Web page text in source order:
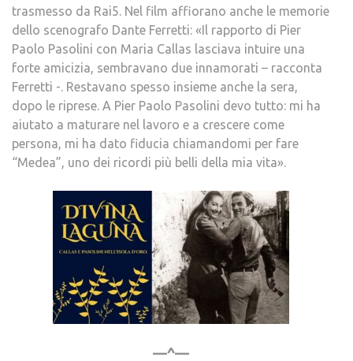
trasmesso da Rai5. Nel film affiorano anche le memorie
dello scenografo Dante Ferretti: «Il rapporto di Pier
Paolo Pasolini con Maria Callas lasciava intuire una
forte amicizia, sembravano due innamorati – racconta
Ferretti -. Restavano spesso insieme anche la sera,
dopo le riprese. A Pier Paolo Pasolini devo tutto: mi ha
aiutato a maturare nel lavoro e a crescere come
persona, mi ha dato fiducia chiamandomi per fare
“Medea”, uno dei ricordi più belli della mia vita».
—^—